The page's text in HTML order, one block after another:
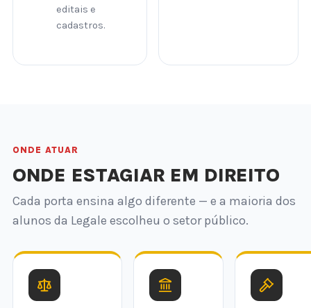
editais e
cadastros.
ONDE ATUAR
ONDE ESTAGIAR EM DIREITO
Cada porta ensina algo diferente — e a maioria dos
alunos da Legale escolheu o setor público.